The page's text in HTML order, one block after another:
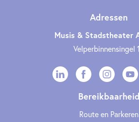
Adressen
Musis & Stadstheater
Velperbinnensingel
Bereikbaarheid
Route en Parkeren